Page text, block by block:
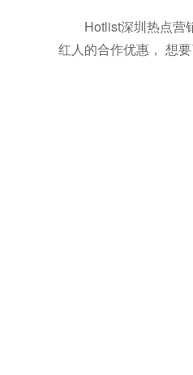
Hotlist深圳热点营
红人的合作优惠， 想